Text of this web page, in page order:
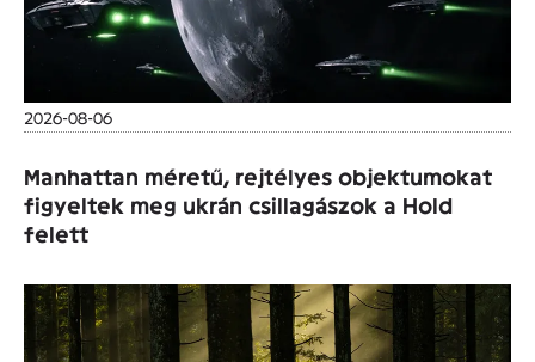
2026-08-06
Manhattan méretű, rejtélyes objektumokat
figyeltek meg ukrán csillagászok a Hold
felett